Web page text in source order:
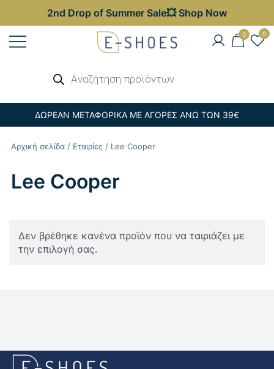
2nd Drop of Summer Sale💥 Shop Now
Παπούτσια – Επώνυμες Τσάντες στις
0 0
προϊόντων
ΔΩΡΕΑΝ ΜΕΤΑΦΟΡΙΚΑ ΜΕ ΑΓΟΡΕΣ ΑΝΩ ΤΩΝ 39€
Αρχική σελίδα / Εταιρίες / Lee Cooper
Lee Cooper
Δεν βρέθηκε κανένα προϊόν που να ταιριάζει με
την επιλογή σας.